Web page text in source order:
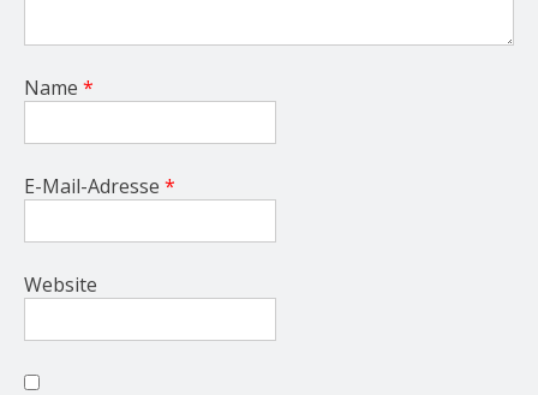
Name *
E-Mail-Adresse *
Website